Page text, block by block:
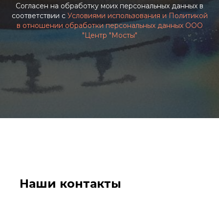
Согласен на обработку моих персональных данных в
соответствии с Условиями использования и Политикой
в отношении обработки персональных данных ООО
"Центр "Мосты"
Наши контакты